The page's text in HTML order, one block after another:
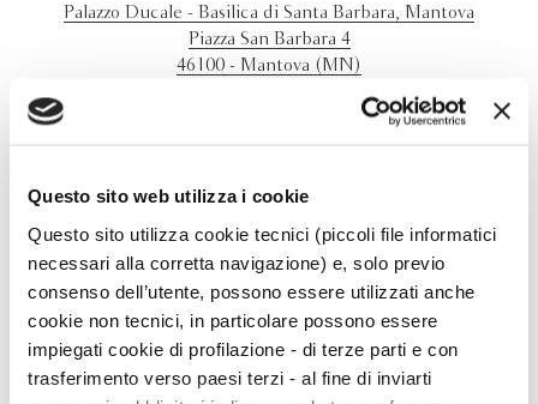
Questo sito web utilizza i cookie
Questo sito utilizza cookie tecnici (piccoli file informatici
necessari alla corretta navigazione) e, solo previo
consenso dell’utente, possono essere utilizzati anche
cookie non tecnici, in particolare possono essere
impiegati cookie di profilazione - di terze parti e con
trasferimento verso paesi terzi - al fine di inviarti
Palazzo Ducale - Basilica di Santa Barbara, Mantova
Piazza San Barbara 4
46100 - Mantova (MN)
Enrico Terrinoni presenta "Ulisse" di James Joyce presso